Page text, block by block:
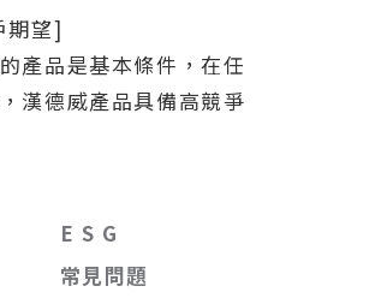
期望]
產品是基本條件，在任
漢德威產品具備高競爭
E S G
常見問題